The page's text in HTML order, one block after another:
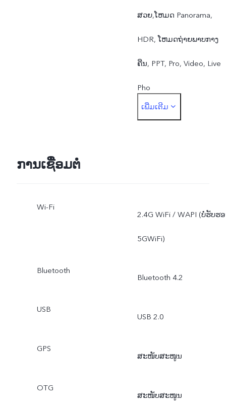
ສວຍ,ໂຫມດ Panorama,
HDR, ໂຫມດຖ່າຍພາບກາງ
ຄືນ, PPT, Pro, Video, Live
Pho
ກ້ອງໜ້າ: ທົ່ວໄປ,ໂຫມດໃບໜ້າ
ເພີ່ມເຕີມ
ການເຊື່ອມຕໍ່
Wi-Fi
2.4G WiFi / WAPI (ບໍ່ຮັບຮ
5GWiFi)
Bluetooth
Bluetooth 4.2
USB
USB 2.0
GPS
ສະໜັບສະໜູນ
OTG
ສະໜັບສະໜູນ